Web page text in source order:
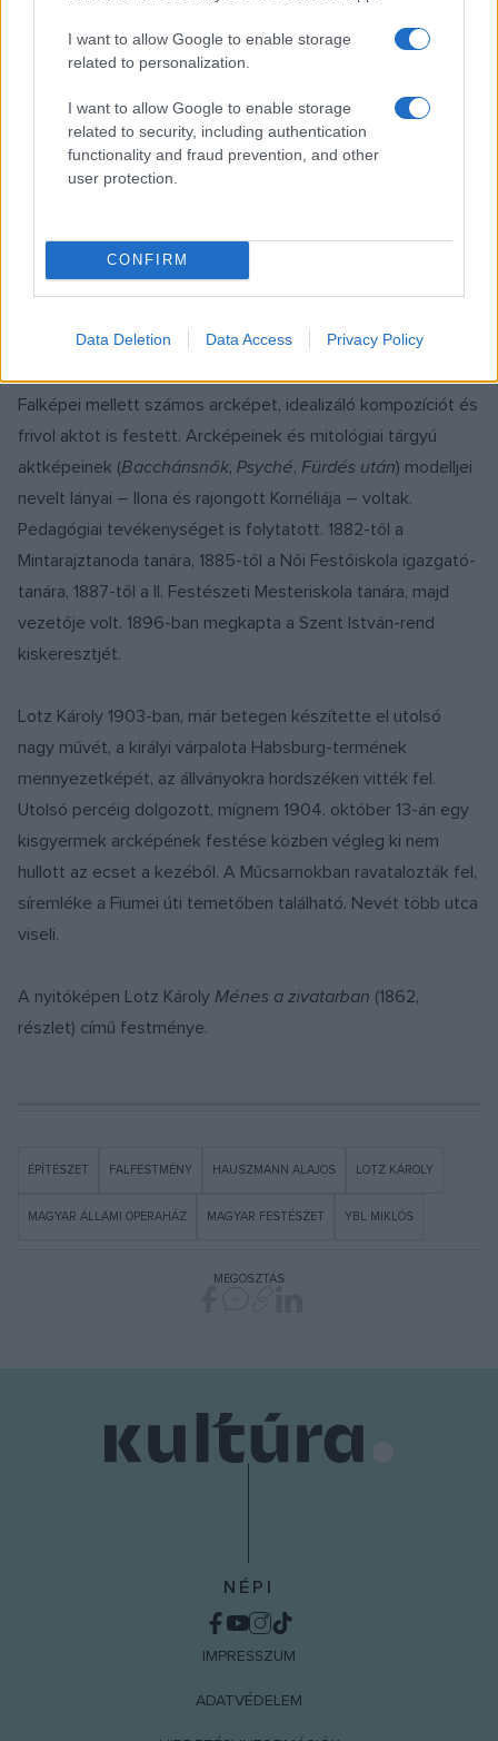
I want to allow Google to enable storage
related to personalization.
I want to allow Google to enable storage
related to security, including authentication
functionality and fraud prevention, and other
user protection.
CONFIRM
Data Deletion Data Access Privacy Policy
Hauszmann Alajossal, akihez baráti szálak fűzték. Fő
művének az Operaház nézőterének mennyezetfreskóját
tartják (1884): az Olimposzt ábrázoló, ragyogó színekkel
megfestett kép az építészeti megoldás tökéletes
kiegészítője. Hírnevét öregbíti az MTA nagytermének két
triptichonja (1887–91), a tihanyi apátsági templom (Székely
templom festményei (Székely Bertalannal), a Kúria nagy
csarnoka (1894), az Országház lépcsőháza (1896–97),
boltívképei (1894–99).
Falképei mellett számos arcképet, idealizáló kompozíciót és
frivol aktot is festett. Arcképeinek és mitológiai tárgyú
aktképeinek (Bacchánsnők, Psyché, Fürdés után) modelljei
nevelt lányai – Ilona és rajongott Kornéliája – voltak.
Pedagógiai tevékenységet is folytatott. 1882-től a
Mintarajztanoda tanára, 1885-től a Női Festőiskola igazgató-
tanára, 1887-től a II. Festészeti Mesteriskola tanára, majd
vezetője volt. 1896-ban megkapta a Szent István-rend
kiskeresztjét.
Lotz Károly 1903-ban, már betegen készítette el utolsó
nagy művét, a királyi várpalota Habsburg-termének
mennyezetképét, az állványokra hordszéken vitték fel.
Utolsó percéig dolgozott, mígnem 1904. október 13-án egy
kisgyermek arcképének festése közben végleg ki nem
hullott az ecset a kezéből. A Műcsarnokban ravatalozták fel,
síremléke a Fiumei úti temetőben található. Nevét több utca
viseli.
A nyitóképen Lotz Károly Ménes a zivatarban (1862,
részlet) című festménye.
ÉPÍTÉSZET FALFESTMÉNY HAUSZMANN ALAJOS LOTZ KÁROLY
MAGYAR ÁLLAMI OPERAHÁZ MAGYAR FESTÉSZET YBL MIKLÓS
MEGOSZTÁS
NÉPI
IMPRESSZUM
ADATVÉDELEM